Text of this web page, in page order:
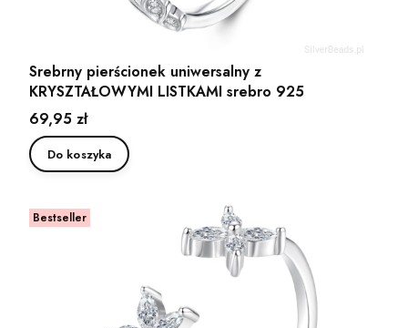
Srebrny pierścionek uniwersalny z
KRYSZTAŁOWYMI LISTKAMI srebro 925
Cena
69,95 zł
Do koszyka
Bestseller